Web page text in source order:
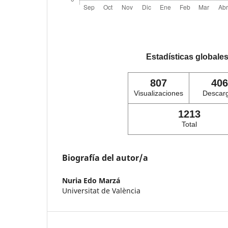
Estadísticas globales
807
Visualizaciones
406
1213
Total
Biografía del autor/a
Nuria Edo Marzá
Universitat de València